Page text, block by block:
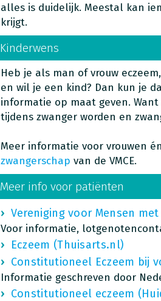
alles is duidelijk. Meestal kan
krijgt.
Kinderwens
Heb je als man of vrouw
en wil je een kind? Dan kun je
informatie op maat geven.
tijdens zwanger worden en
Meer informatie voor vrouwen
zwangerschap van de VMCE.
Meer info voor patiënten
Vereniging voor Mensen
Voor informatie,
Eczeem (Thuisarts.nl)
Constitutioneel Eczeem bij
Informatie geschreven door
Constitutioneel eczeem